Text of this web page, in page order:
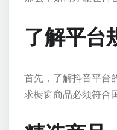
了解平台
首先，了解抖音平台
求橱窗商品必须符合